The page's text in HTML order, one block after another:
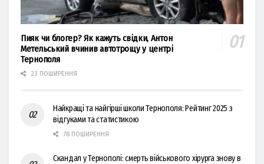
Пияк чи блогер? Як кажуть свідки, Антон
Метельський вчинив автотрощу у центрі
Тернополя
23 ПОШИРЕННЯ
Найкращі та найгірші школи Тернополя: Рейтинг 2025 з
відгуками та статистикою
78 ПОШИРЕННЯ
Скандал у Тернополі: смерть військового хірурга знову в